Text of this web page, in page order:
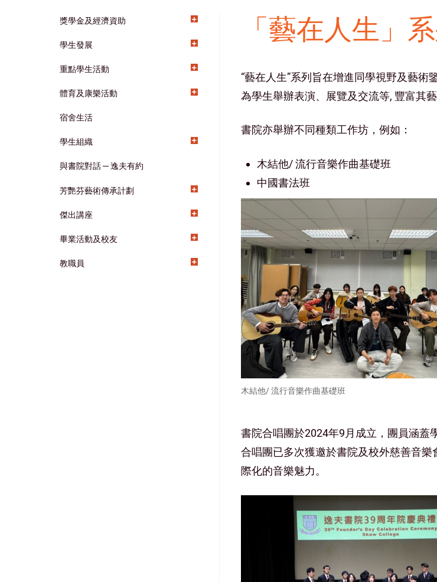
獎學金及經濟資助
學生發展
重點學生活動
體育及康樂活動
宿舍生活
學生組織
與書院對話 ─ 逸夫有約
芳艷芬藝術傳承計劃
傑出講座
畢業活動及校友
教職員
「藝在人生」
“藝在人生”系列旨在增進同學視野及藝術
為學生舉辦表演、展覽及交流等, 豐富其藝
書院亦舉辦不同種類工作坊，例如：
木結他/ 流行音樂作曲基礎班
中國書法班
木結他/ 流行音樂作曲基礎班
書院合唱團於2024年9月成立，團員涵蓋
合唱團已多次獲邀於書院及校外慈善音
際化的音樂魅力。